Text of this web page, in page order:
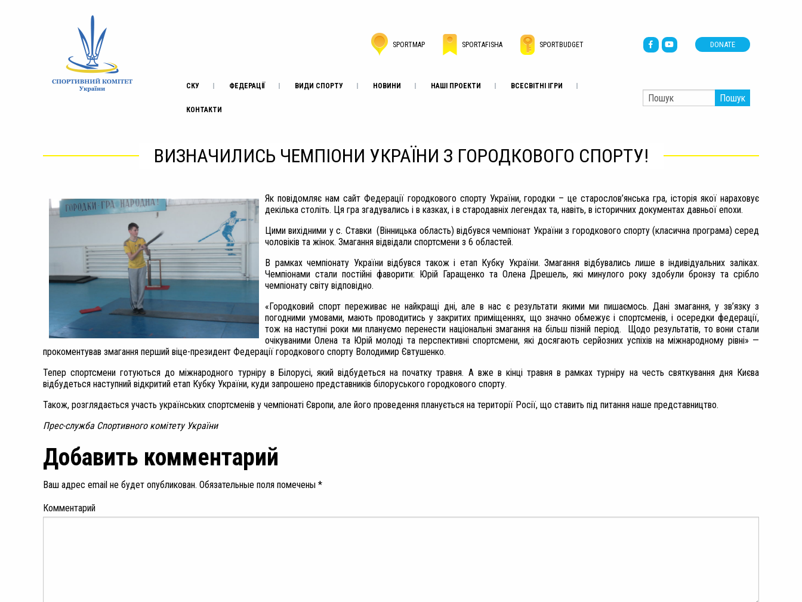
SPORTMAP SPORTAFISHA SPORTBUDGET DONATE
СКУ ФЕДЕРАЦІЇ ВИДИ СПОРТУ НОВИНИ НАШІ ПРОЕКТИ ВСЕСВІТНІ ІГРИ
КОНТАКТИ
Пошук
ВИЗНАЧИЛИСЬ ЧЕМПІОНИ УКРАЇНИ З ГОРОДКОВОГО СПОРТУ!
Як повідомляє нам сайт Федерації городкового спорту України, городки – це старослов’янська гра, історія якої нараховує
декілька століть. Ця гра згадувались і в казках, і в стародавніх легендах та, навіть, в історичних документах давньої епохи.
Цими вихідними у с. Ставки (Вінницька область) відбувся чемпіонат України з городкового спорту (класична програма) серед
чоловіків та жінок. Змагання відвідали спортсмени з 6 областей.
В рамках чемпіонату України відбувся також і етап Кубку України. Змагання відбувались лише в індивідуальних заліках.
Чемпіонами стали постійні фаворити: Юрій Гаращенко та Олена Дрешель, які минулого року здобули бронзу та срібло
чемпіонату світу відповідно.
«Городковий спорт переживає не найкращі дні, але в нас є результати якими ми пишаємось. Дані змагання, у зв’язку з
погодними умовами, мають проводитись у закритих приміщеннях, що значно обмежує і спортсменів, і осередки федерації,
тож на наступні роки ми плануємо перенести національні змагання на більш пізній період. Щодо результатів, то вони стали
очікуваними Олена та Юрій молоді та перспективні спортсмени, які досягають серйозних успіхів на міжнародному рівні» —
прокоментував змагання перший віце-президент Федерації городкового спорту Володимир Євтушенко.
Тепер спортсмени готуються до міжнародного турніру в Білорусі, який відбудеться на початку травня. А вже в кінці травня в рамках турніру на честь святкування дня Києва
відбудеться наступний відкритий етап Кубку України, куди запрошено представників білоруського городкового спорту.
Також, розглядається участь українських спортсменів у чемпіонаті Європи, але його проведення планується на території Росії, що ставить під питання наше представництво.
Прес-служба Спортивного комітету України
Добавить комментарий
Ваш адрес email не будет опубликован. Обязательные поля помечены *
Комментарий